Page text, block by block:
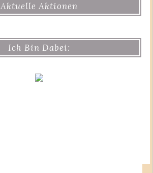
Aktuelle Aktionen
Ich Bin Dabei: